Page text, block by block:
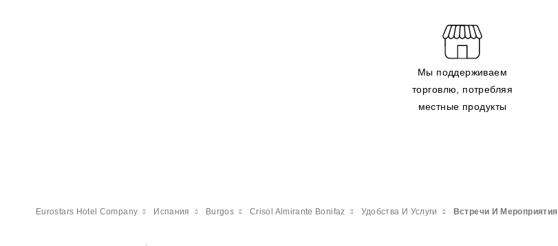
Мы поддерживаем
торговлю, потребляя
местные продукты
Eurostars Hotel Company Испания Burgos Crisol Almirante Bonifaz Удобства И Услуги Встречи И Мероприятия